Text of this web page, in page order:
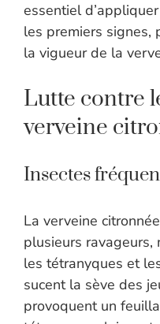
essentiel
les premiers signes,
la vigueur de la
Lutte contre
verveine
Insectes
La verveine
plusieurs ravageurs,
les tétranyques et
sucent la sève des
provoquent un